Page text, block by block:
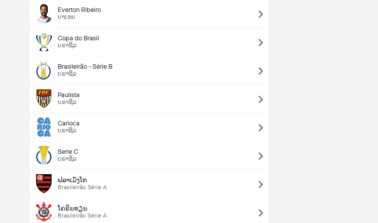
Everton Ribeiro
ບາເຮຍ
Copa do Brasil
ບຣາຊິລ
Brasileirão - Série B
ບຣາຊິລ
Paulista
ບຣາຊິລ
Carioca
ບຣາຊິລ
Serie C
ບຣາຊິລ
ຟລາເມັງໂກ
Brasileirão Série A
ໂຄຣິນທຽນ
Brasileirão Série A